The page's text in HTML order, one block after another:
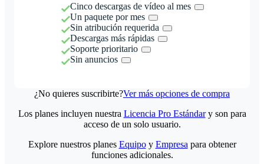
Cinco descargas de vídeo al mes
Un paquete por mes
Sin atribución requerida
Descargas más rápidas
Soporte prioritario
Sin anuncios
¿No quieres suscribirte?Ver más opciones de compra
Los planes incluyen nuestra Licencia Pro Estándary son para
acceso de un solo usuario.
Explore nuestros planes Equipoy Empresa para obtener
funciones adicionales.